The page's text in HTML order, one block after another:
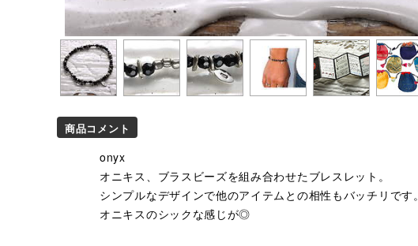
商品コメント
onyx
オニキス、ブラスビーズを組み合わせたブレスレット。
シンプルなデザインで他のアイテムとの相性もバッチリです。
オニキスのシックな感じが◎